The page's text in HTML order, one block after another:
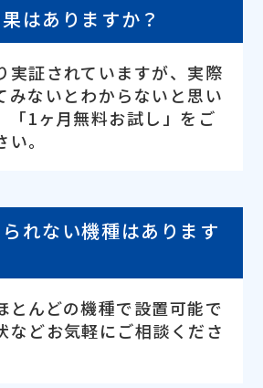
はありますか？
実証されていますが、実際
みないとわからないと思い
「1ヶ月無料お試し」をご
。
れない機種はあります
とんどの機種で設置可能で
などお気軽にご相談くださ